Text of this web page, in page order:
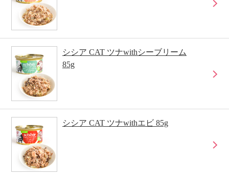
シシア CAT ツナwithシーブリーム
85g
シシア CAT ツナwithエビ 85g